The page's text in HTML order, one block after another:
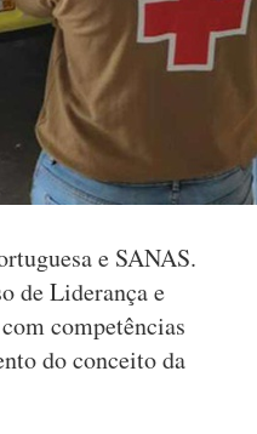
e SANAS.
de Liderança e
competências
do conceito da